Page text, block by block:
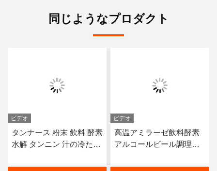
同じようなプロダクト
ビデオ
タンナース 粉末 飲料 酵素
水解 タンニン 汁の冷たい
ビデオ
高温アミラーゼ飲料酵素
アルコールビール調理に